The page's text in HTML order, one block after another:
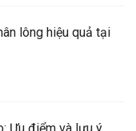
lông hiệu quả tại